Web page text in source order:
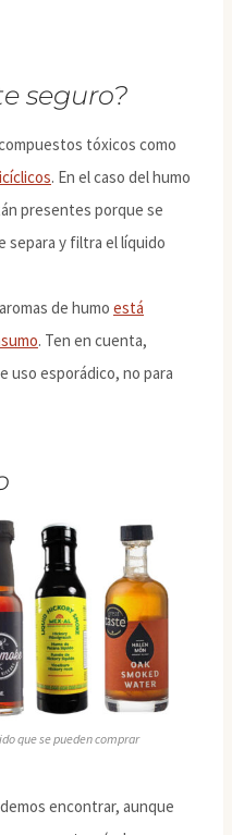
seguro?
tóxicos como
. En el caso del humo
presentes porque se
separa y filtra el líquido
de humo está
. Ten en cuenta,
uso esporádico, no para
que se pueden comprar
encontrar, aunque